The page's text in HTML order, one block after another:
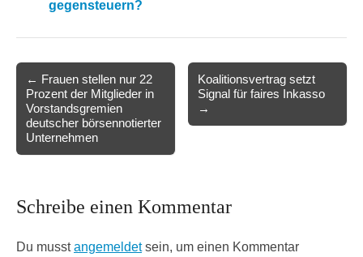
gegensteuern?
navigation
← Frauen stellen nur 22
Prozent der Mitglieder in
Vorstandsgremien
deutscher börsennotierter
Unternehmen
Koalitionsvertrag setzt
Signal für faires Inkasso
→
Schreibe einen Kommentar
Du musstangemeldetsein, um einen Kommentar